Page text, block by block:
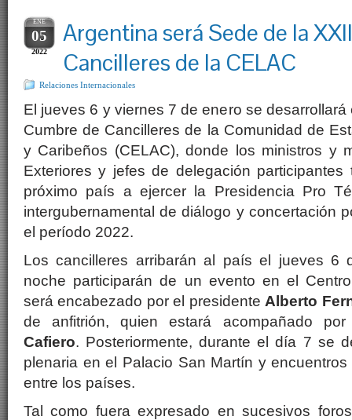
ENE
05
2022
Argentina será Sede de la
Cancilleres de la CELAC
Relaciones Internacionales
El jueves 6 y viernes 7 de enero se
Cumbre de Cancilleres de la Comunidad de
y Caribeños (CELAC), donde los ministros y
Exteriores y jefes de delegación
próximo país a ejercer la Presidencia Pro
intergubernamental de diálogo y concertación
el período 2022.
Los cancilleres arribarán al país el jueves 6
noche participarán de un evento en el
será encabezado por el presidente Alberto
de anfitrión, quien estará acompañado
Cafiero. Posteriormente, durante el día 7 se
plenaria en el Palacio San Martín y
entre los países.
Tal como fuera expresado en sucesivos